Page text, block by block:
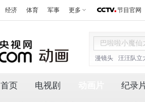
经济 体育 军事 更多 节目官网
漫镜头 汪汪队立
首页 电视剧 纪录